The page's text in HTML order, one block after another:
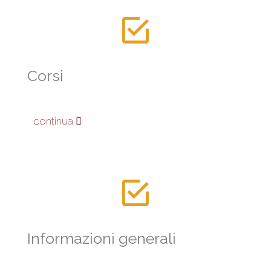
Corsi
continua
Informazioni generali